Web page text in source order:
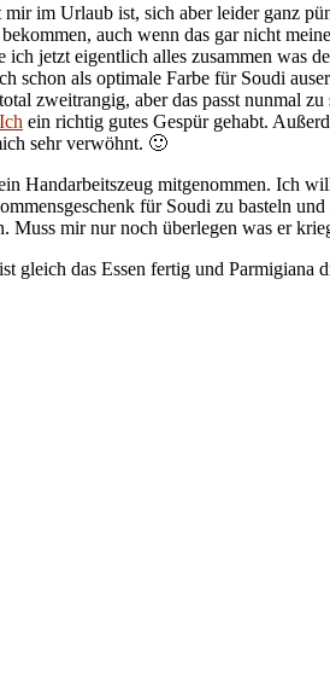
mir im Urlaub ist, sich aber leider ganz
auch wenn das gar nicht
jetzt eigentlich alles zusammen
schon als optimale Farbe für Soudi
zweitrangig, aber das passt nunmal
ein richtig gutes Gespür gehabt.
sehr verwöhnt. 🙂
Handarbeitszeug mitgenommen. Ich
für Soudi zu basteln
Muss mir nur noch überlegen was er
gleich das Essen fertig und